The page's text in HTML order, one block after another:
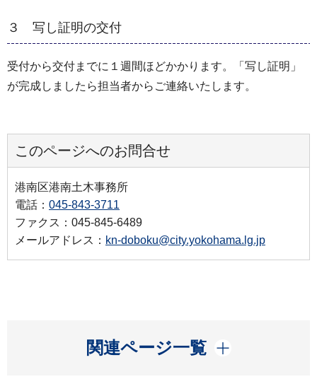
３ 写し証明の交付
受付から交付までに１週間ほどかかります。「写し証明」
が完成しましたら担当者からご連絡いたします。
このページへのお問合せ
港南区港南土木事務所
電話： 045-843-3711
ファクス：045-845-6489
メールアドレス： kn-doboku@city.yokohama.lg.jp
関連ページ一覧
開く